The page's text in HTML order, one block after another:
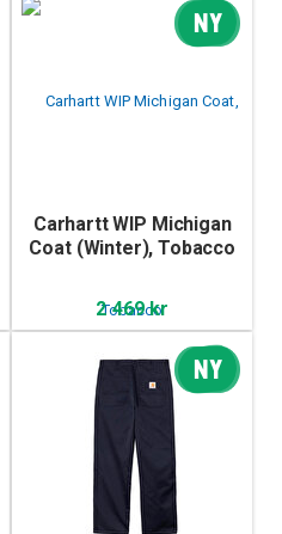
NY
Carhartt WIP Michigan
Coat (Winter), Tobacco
2 469 kr
NY